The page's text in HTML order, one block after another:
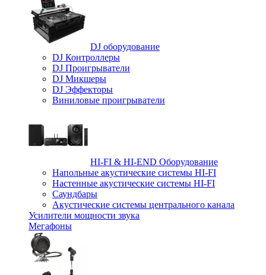
DJ оборудование
DJ Контроллеры
DJ Проигрыватели
DJ Микшеры
DJ Эффекторы
Виниловые проигрыватели
HI-FI & HI-END Оборудование
Напольные акустические системы HI-FI
Настенные акустические системы HI-FI
Саундбары
Акустические системы центрального канала
Усилители мощности звука
Мегафоны